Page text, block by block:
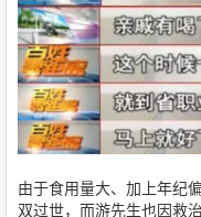
由于食用量大、加上年纪
双过世，而游先生也因救